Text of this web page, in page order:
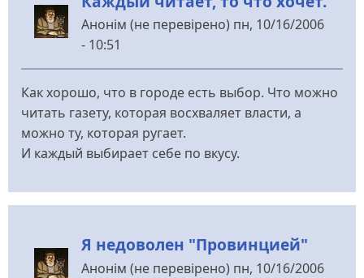
Анонім (не перевірено) пн, 10/16/2006
- 10:51
Как хорошо, что в городе есть выбор. Что можно
читать газету, которая восхваляет власти, а
можно ту, которая ругает.
И каждый выбирает себе по вкусу.
Я недоволен "Провинцией"
Анонім (не перевірено) пн, 10/16/2006